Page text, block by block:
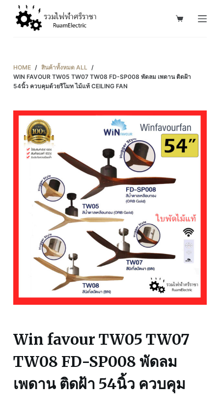
o
c
HOME / สินค้าทั้งหมด ALL /
WIN FAVOUR TW05 TW07 TW08 FD-SP008 พัดลม เพดาน ติดฝ้า
54นิ้ว ควบคุมด้วยรีโมท ไม้แท้ CEILING FAN
Win favour TW05 TW07
TW08 FD-SP008 พัดลม
เพดาน ติดฝ้า 54นิ้ว ควบคุม